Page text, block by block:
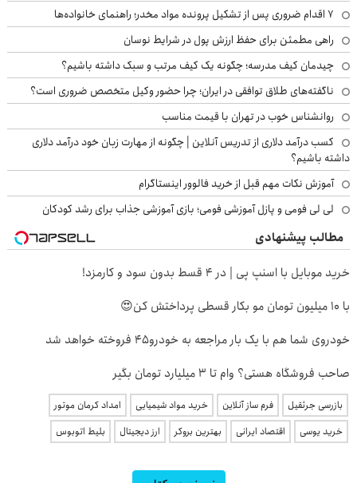
۷ اقدام ضروری پس از تشکیل پرونده مواد مخدر؛ راهنمای خانواده‌ها
راهی مطمئن برای حفظ ارزش پول در شرایط نوسان
چیدمان کیف مدرسه؛ چگونه یک کیف مرتب و سبک داشته باشیم؟
ناگفته‌های طلاق توافقی در ایران؛ چرا حضور وکیل متخصص ضروری است؟
روانشناس خوب در تهران با قیمت مناسب
کسب درآمد دلاری از تدریس آنلاین | چگونه از مهارت زبان خود درآمد دلاری
داشته باشیم؟
آموزش نکات مهم قبل از خرید فالوور اینستاگرام
لی لی فومی و پازل آموزشی فومی؛ بازی آموزشی جذاب برای رشد کودکان
مطالب پیشنهادی
خرید موبایل با اسنپ پی | در ۴ قسط بدون سود و کارمزد!
با 10 میلیون تومان مو بکار قسطی پرداختش کن😍
خودروی شما هم با یک بار مراجعه به خودرو45 فروخته خواهد شد
صاحب فروشگاه هستی؟ وام تا ۳ میلیارد تومان بگیر
بازرسی جرثقیل فرم ساز آنلاین خرید مواد شیمیایی
امداد کرمان موتور
خرید یوسی
اقتصاد ایرانی بهترین بروکر ارز دیجیتال بلیط اتوبوس